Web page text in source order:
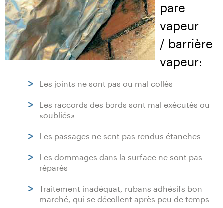
pare
vapeur
/ barrière
vapeur:
Les joints ne sont pas ou mal collés
Les raccords des bords sont mal exécutés ou
«oubliés»
Les passages ne sont pas rendus étanches
Les dommages dans la surface ne sont pas
réparés
Traitement inadéquat, rubans adhésifs bon
marché, qui se décollent après peu de temps